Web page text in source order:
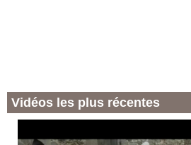
Vidéos les plus récentes